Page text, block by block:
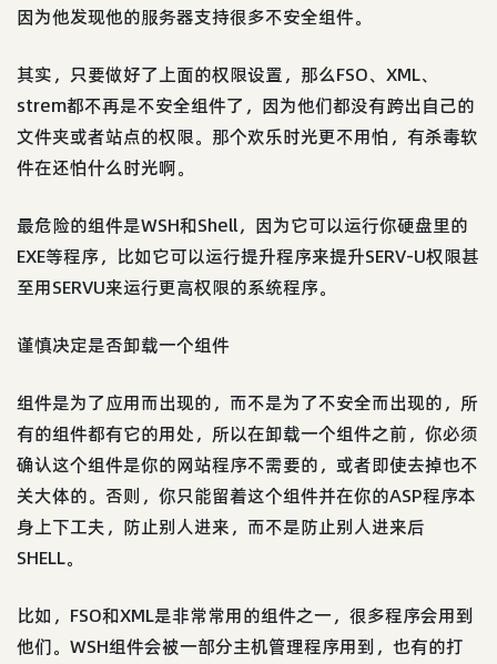
因为他发现他的服务器支持很多不安全组件。
其实，只要做好了上面的权限设置，那么FSO、XML、
strem都不再是不安全组件了，因为他们都没有跨出自己的
文件夹或者站点的权限。那个欢乐时光更不用怕，有杀毒软
件在还怕什么时光啊。
最危险的组件是WSH和Shell，因为它可以运行你硬盘里的
EXE等程序，比如它可以运行提升程序来提升SERV-U权限甚
至用SERVU来运行更高权限的系统程序。
谨慎决定是否卸载一个组件
组件是为了应用而出现的，而不是为了不安全而出现的，所
有的组件都有它的用处，所以在卸载一个组件之前，你必须
确认这个组件是你的网站程序不需要的，或者即使去掉也不
关大体的。否则，你只能留着这个组件并在你的ASP程序本
身上下工夫，防止别人进来，而不是防止别人进来后
SHELL。
比如，FSO和XML是非常常用的组件之一，很多程序会用到
他们。WSH组件会被一部分主机管理程序用到，也有的打